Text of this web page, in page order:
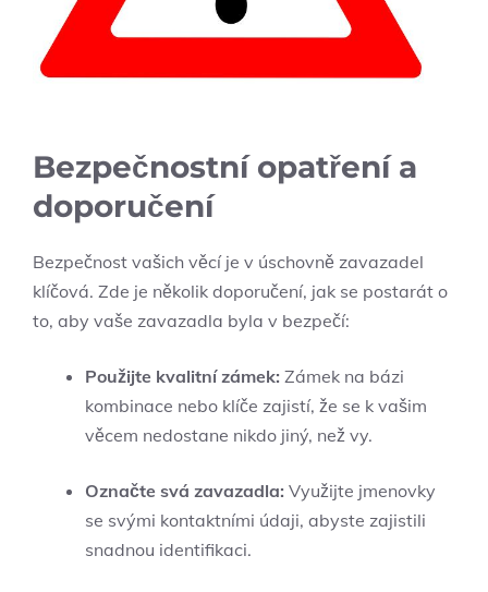
Bezpečnostní opatření a
doporučení
Bezpečnost vašich věcí je v úschovně zavazadel
klíčová. Zde je několik doporučení, jak se postarát o
to, aby vaše zavazadla byla v bezpečí:
Použijte kvalitní zámek: Zámek na bázi
kombinace nebo klíče zajistí, že se k vašim
věcem nedostane nikdo jiný, než vy.
Označte svá zavazadla: Využijte jmenovky
se svými kontaktními údaji, abyste zajistili
snadnou identifikaci.